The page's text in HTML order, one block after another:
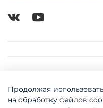
Продолжая
на обработку файлов